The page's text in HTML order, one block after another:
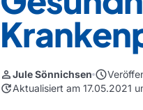
personJule Sönnichsen schedule
updateAktualisiert am 17.05.2021